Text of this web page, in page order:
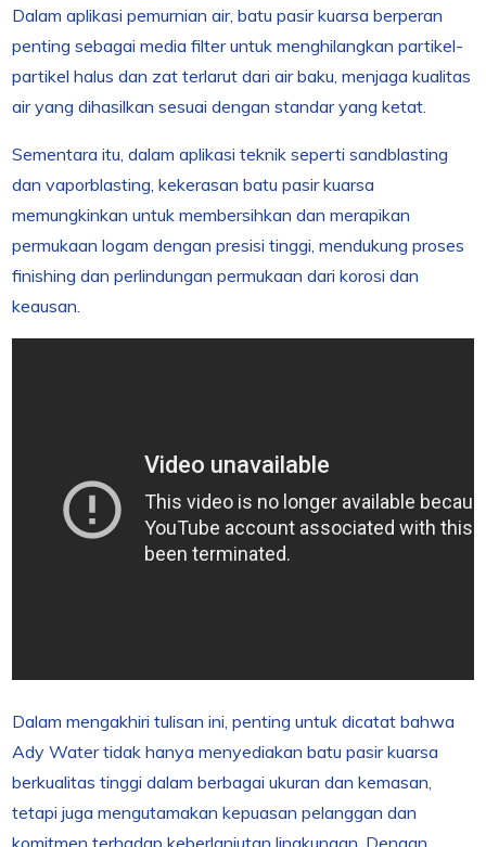
Dalam aplikasi pemurnian air, batu pasir kuarsa berperan
penting sebagai media filter untuk menghilangkan partikel-
partikel halus dan zat terlarut dari air baku, menjaga kualitas
air yang dihasilkan sesuai dengan standar yang ketat.
Sementara itu, dalam aplikasi teknik seperti sandblasting
dan vaporblasting, kekerasan batu pasir kuarsa
memungkinkan untuk membersihkan dan merapikan
permukaan logam dengan presisi tinggi, mendukung proses
finishing dan perlindungan permukaan dari korosi dan
keausan.
Dalam mengakhiri tulisan ini, penting untuk dicatat bahwa
Ady Water tidak hanya menyediakan batu pasir kuarsa
berkualitas tinggi dalam berbagai ukuran dan kemasan,
tetapi juga mengutamakan kepuasan pelanggan dan
komitmen terhadap keberlanjutan lingkungan. Dengan